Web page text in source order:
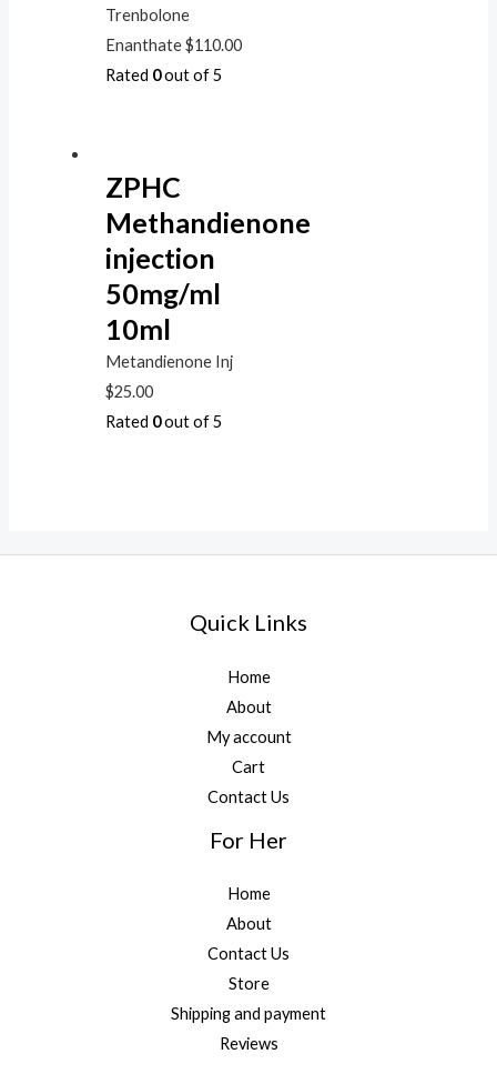
Trenbolone
Enanthate$110.00
Rated 0out of 5
ZPHC
Methandienone
injection
50mg/ml
10ml
Metandienone Inj
$25.00
Rated 0out of 5
Quick Links
Home
About
My account
Cart
Contact Us
For Her
Home
About
Contact Us
Store
Shipping and payment
Reviews